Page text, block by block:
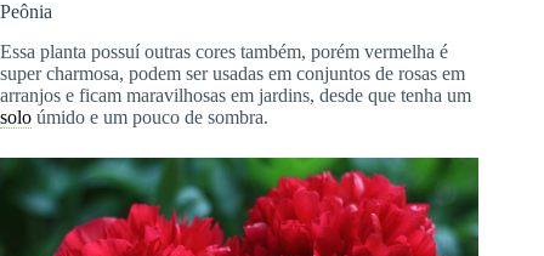
Peônia
Essa planta possuí outras cores também, porém vermelha é
super charmosa, podem ser usadas em conjuntos de rosas em
arranjos e ficam maravilhosas em jardins, desde que tenha um
solo úmido e um pouco de sombra.